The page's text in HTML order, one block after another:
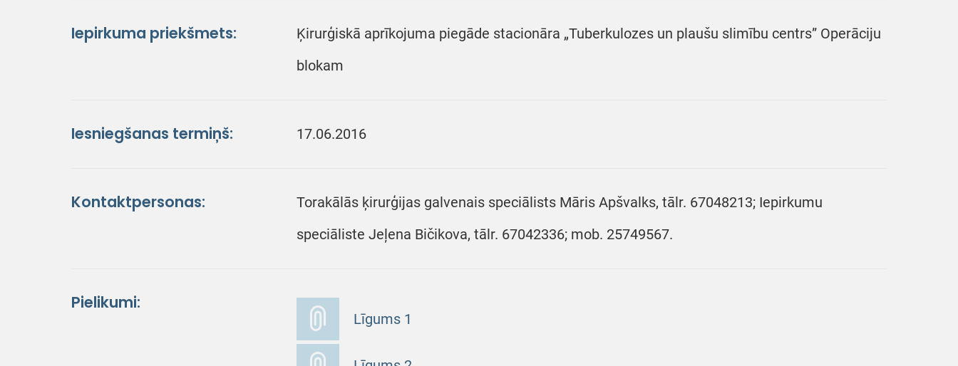
Iepirkuma priekšmets:
Ķirurģiskā aprīkojuma piegāde stacionāra „Tuberkulozes un plaušu slimību centrs” Operāciju
blokam
Iesniegšanas termiņš: 17.06.2016
Kontaktpersonas:
Torakālās ķirurģijas galvenais speciālists Māris Apšvalks, tālr. 67048213; Iepirkumu
speciāliste Jeļena Bičikova, tālr. 67042336; mob. 25749567.
Pielikumi:
Līgums 1